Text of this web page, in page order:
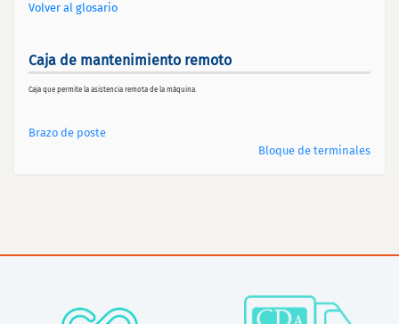
Volver al glosario
Caja de mantenimiento remoto
Caja que permite la asistencia remota de la máquina.
Brazo de poste
Bloque de terminales